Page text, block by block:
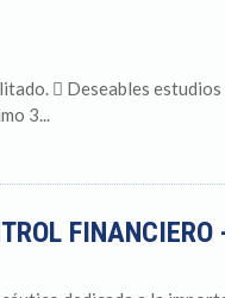
 Deseables
3...
FINANCIERO